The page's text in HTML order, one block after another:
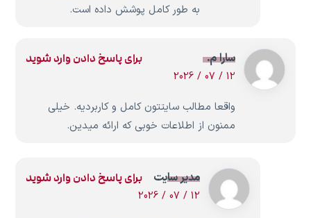
به طور کامل پوشش داده است.
سارا م.
12 / 07 / 2026
واقعا مطالب سایتتون کامل و کاربردیه. خیلی
ممنون از اطلاعات خوبی که ارائه میدین.
برای پاسخ دادن وارد شوید
مدیر سایت
12 / 07 / 2026
برای پاسخ دادن وارد شوید